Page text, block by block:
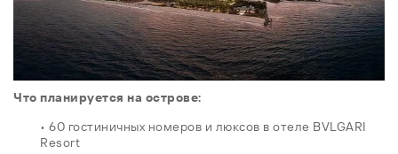
Что планируется на острове:
• 60 гостиничных номеров и люксов в отеле BVLGARI
Resort